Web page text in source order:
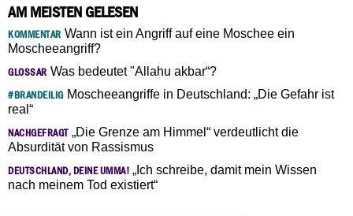
AM MEISTEN GELESEN
KOMMENTAR Wann ist ein Angriff auf eine Moschee ein
Moscheeangriff?
GLOSSAR Was bedeutet "Allahu akbar“?
#BRANDEILIGMoscheeangriffe in Deutschland: „Die Gefahr ist
real“
NACHGEFRAGT„Die Grenze am Himmel“ verdeutlicht die
Absurdität von Rassismus
DEUTSCHLAND, DEINE UMMA! „Ich schreibe, damit mein Wissen
nach meinem Tod existiert“